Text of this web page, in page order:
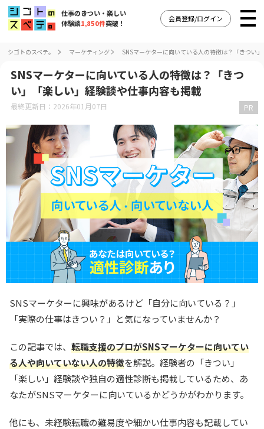
仕事のきつい・楽しい
体験談1,850件突破！
会員登録/ログイン
シゴトのスベテ。 マーケティング SNSマーケターに向いている人の特徴は？「きつい
SNSマーケターに向いている人の特徴は？「きつ
い」「楽しい」経験談や仕事内容も掲載
最終更新日：2026年01月07日 PR
SNSマーケターに興味があるけど「自分に向いている？」
「実際の仕事はきつい？」と気になっていませんか？
この記事では、 転職支援のプロがSNSマーケターに向いてい
る人や向いていない人の特徴を解説。経験者の「きつい」
「楽しい」経験談や独自の適性診断も掲載しているため、あ
なたがSNSマーケターに向いているかどうかがわかります。
他にも、未経験転職の難易度や細かい仕事内容も記載してい